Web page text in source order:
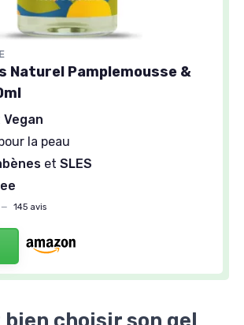
Naturel Pamplemousse &
Vegan
la peau
et SLES
— 145 avis